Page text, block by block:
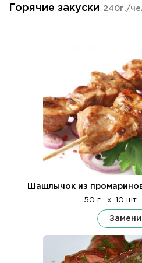
Горячие закуски 240г./
Шашлычок из
50 г. x 10 шт.